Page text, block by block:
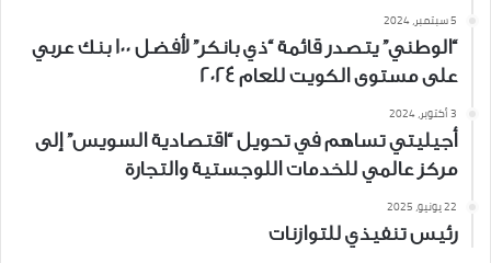
5 سبتمبر، 2024
“الوطني” يتصدر قائمة “ذي بانكر” لأفضل 100 بنك عربي
على مستوى الكويت للعام 2024
3 أكتوبر، 2024
أجيليتي تساهم في تحويل “اقتصادية السويس” إلى
مركز عالمي للخدمات اللوجستية والتجارة
22 يونيو، 2025
رئيس تنفيذي للتوازنات